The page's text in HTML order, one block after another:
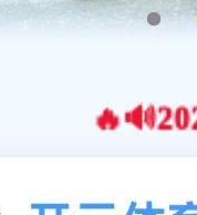
🔥🔊2026世